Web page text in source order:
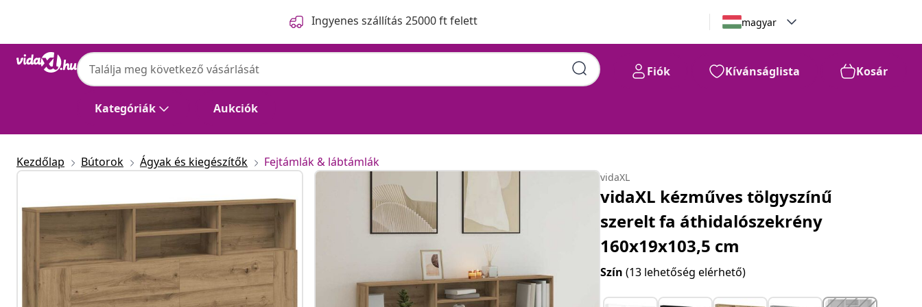
Ingyenes szállítás 25000 ft felett magyar
Kategóriák Aukciók
Fiók Kívánságlista Kosár
Kezdőlap Bútorok Ágyak és kiegészítők Fejtámlák & lábtámlák
vidaXL
vidaXL kézműves tölgyszínű
szerelt fa áthidalószekrény
160x19x103,5 cm
Szín(13 lehetőség elérhető)